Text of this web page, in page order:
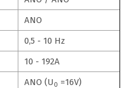
ANO
0,5 - 10 Hz
10 - 192A
ANO (U0 =16V)